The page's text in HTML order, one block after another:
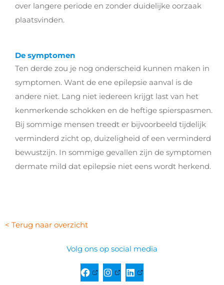
over langere periode en zonder duidelijke oorzaak
plaatsvinden.
De symptomen
Ten derde zou je nog onderscheid kunnen maken in
symptomen. Want de ene epilepsie aanval is de
andere niet. Lang niet iedereen krijgt last van het
kenmerkende schokken en de heftige spierspasmen.
Bij sommige mensen treedt er bijvoorbeeld tijdelijk
verminderd zicht op, duizeligheid of een verminderd
bewustzijn. In sommige gevallen zijn de symptomen
dermate mild dat epilepsie niet eens wordt herkend.
< Terug naar overzicht
Volg ons op social media